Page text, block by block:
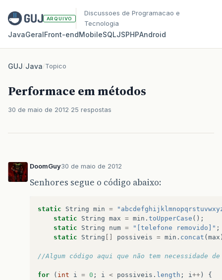
ARQUIVO
Discussoes de Programacao e
Tecnologia
JavaGeralFront‑endMobileSQLJSPHPAndroid
GUJ/Java/Topico
Performace em métodos
30 de maio de 2012 25 respostas
DoomGuy30 de maio de 2012
Senhores segue o código abaixo:
static String min =
static
String max = min . toUpperCase ();
static
String num = "[telefone removido]" ;
static
String possiveis = min . concat ( max
//Algum código aqui que não tem necessidade
for ( int i = 0 ; i < possiveis . length ; i++ )
{